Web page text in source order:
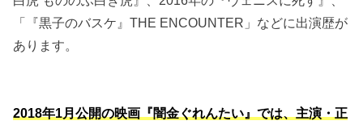
「『黒子のバスケ』THE ENCOUNTER」などに出演歴が
あります。
2018年1月公開の映画『闇金ぐれんたい』では、主演・正